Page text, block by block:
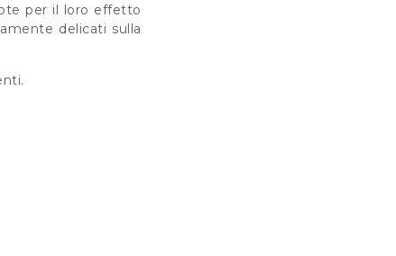
per il loro effetto
delicati sulla